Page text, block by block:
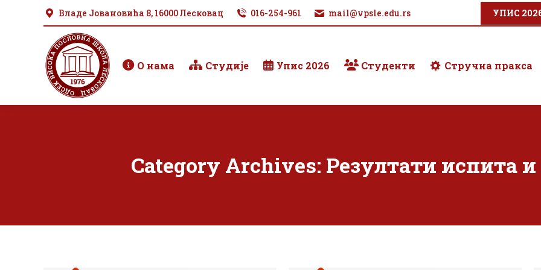
Владе Јовановића 8, 16000 Лесковац 016-254-961 mail@vpsle.edu.rs УПИС
О нама Студије Упис 2026 Студенти Стручна пракса
Category Archives: Резултати испита